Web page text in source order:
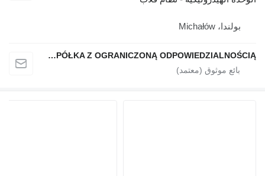
بولندا، Michałów
QINDITO SPÓŁKA Z OGRANICZONĄ ODPOWIEDZIALNOŚCIĄ